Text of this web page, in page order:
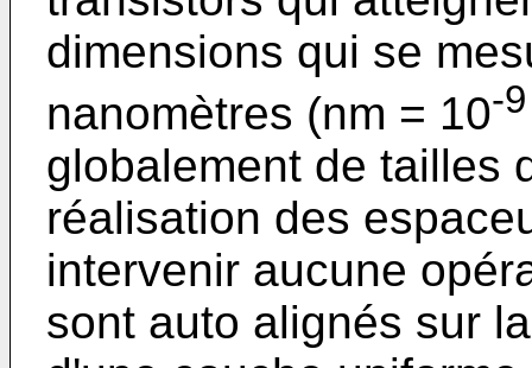
dimensions qui se
nanomètres (nm = 10-9
globalement de tailles
réalisation des
intervenir aucune
sont auto alignés sur